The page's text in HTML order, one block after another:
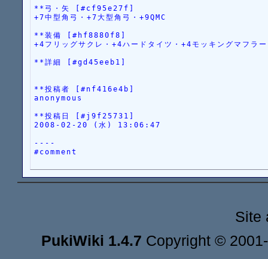
**弓・矢 [#cf95e27f]
+7中型角弓・+7大型角弓・+9QMC
**装備 [#hf8880f8]
+4フリッグサクレ・+4ハードタイツ・+4モッキングマフラ
**詳細 [#gd45eeb1]
**投稿者 [#nf416e4b]
anonymous
**投稿日 [#j9f25731]
2008-02-20 (水) 13:06:47
----
#comment
Site
PukiWiki 1.4.7 Copyright ©